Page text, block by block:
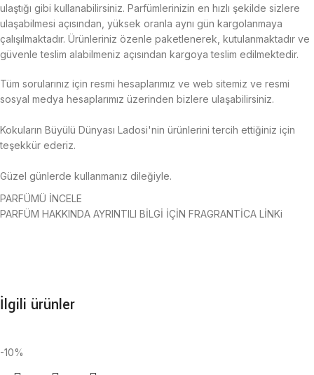
ulaştığı gibi kullanabilirsiniz. Parfümlerinizin en hızlı şekilde sizlere
ulaşabilmesi açısından, yüksek oranla aynı gün kargolanmaya
çalışılmaktadır. Ürünleriniz özenle paketlenerek, kutulanmaktadır ve
güvenle teslim alabilmeniz açısından kargoya teslim edilmektedir.
Tüm sorularınız için resmi hesaplarımız ve web sitemiz ve resmi
sosyal medya hesaplarımız üzerinden bizlere ulaşabilirsiniz.
Kokuların Büyülü Dünyası Ladosi'nin ürünlerini tercih ettiğiniz için
teşekkür ederiz.
Güzel günlerde kullanmanız dileğiyle.
PARFÜMÜ İNCELE
PARFÜM HAKKINDA AYRINTILI BİLGİ İÇİN FRAGRANTİCA LİNKi
İlgili ürünler
-10%